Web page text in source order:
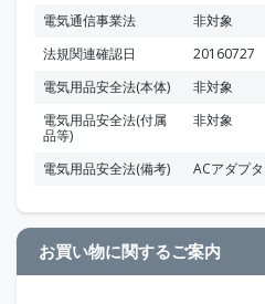
電気通信事業法
非対象
法規関連確認日
20160727
電気用品安全法(本体)
非対象
電気用品安全法(付属
品等)
非対象
電気用品安全法(備考) ACアダプ
お買い物に関するご案内